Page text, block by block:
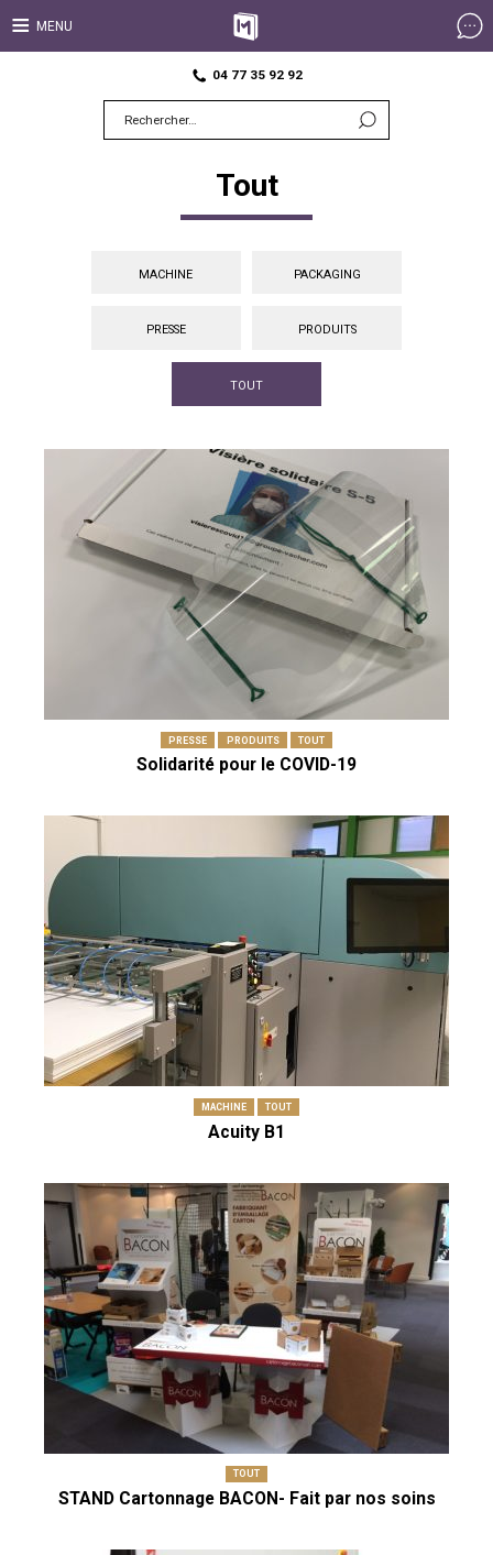
04 77 35 92 92
Tout
MACHINE PACKAGING
PRESSE PRODUITS
TOUT
PRESSE PRODUITS TOUT
Solidarité pour le COVID-19
MACHINE TOUT
Acuity B1
TOUT
STAND Cartonnage BACON- Fait par nos soins